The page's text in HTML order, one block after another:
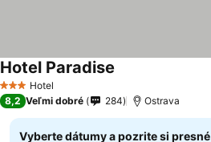
3 Počet hviezdičiek
Hotel
Hotel Paradise
8,2 Veľmi dobré 284 Ostrava
Vyberte dátumy a pozrite si presné